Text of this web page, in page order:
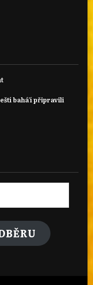
bahá'í připravili